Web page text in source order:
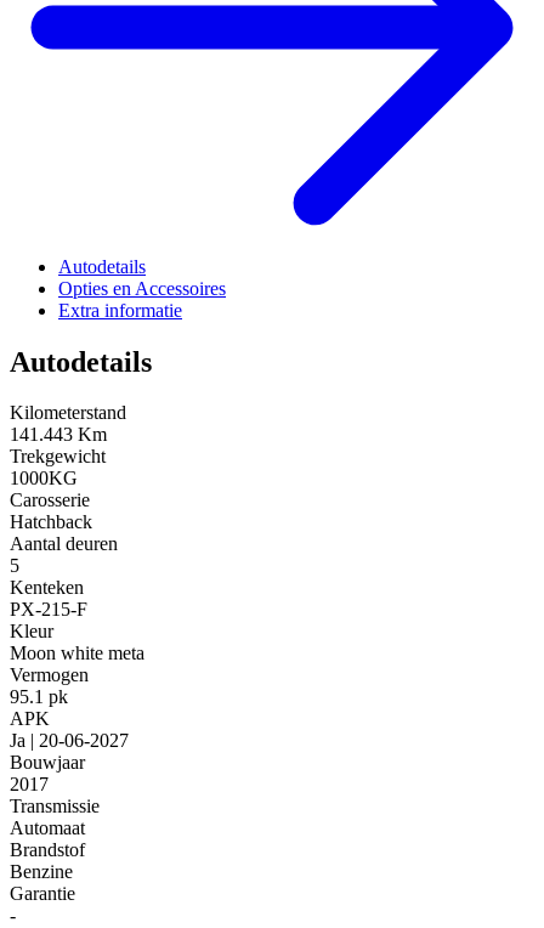
Autodetails
Opties en Accessoires
Extra informatie
Autodetails
Kilometerstand
141.443 Km
Trekgewicht
1000KG
Carosserie
Hatchback
Aantal deuren
5
Kenteken
PX-215-F
Kleur
Moon white meta
Vermogen
95.1 pk
APK
Ja | 20-06-2027
Bouwjaar
2017
Transmissie
Automaat
Brandstof
Benzine
Garantie
-